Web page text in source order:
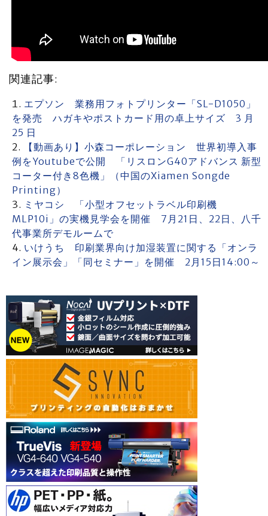
関連記事:
エプソン 業務用フォトプリンター「SL-D1050」
を発売 ハガキやポストカード用の卓上サイズ 3 月
25 日
【動画あり】小森コーポレーション 世界初導入事
例をYoutubeで公開 「リスロンG40アドバンス 新型
コーター付き8色機」（中国のXiamen Songde
Printing）
ミヤコシ 「小型オフセットラベル印刷機
MLP10i」の実機見学会を開催 7月21日、22日、八千
代事業所デモルームで
いけうち 印刷業界向け加湿装置に関する「オンラ
イン展示会」「同セミナー」を開催 2月15日14:00～